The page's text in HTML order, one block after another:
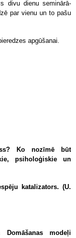
divu dienu seminārā-
par vienu un to pašu
apgūšanai.
Ko nozīmē būt
psiholoģiskie un
katalizators. (U.
Domāšanas modeļi